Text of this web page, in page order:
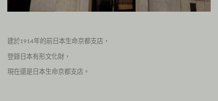
建於1914年的前日本生命京都支店，
登錄日本有形文化財，
現在還是日本生命京都支店。